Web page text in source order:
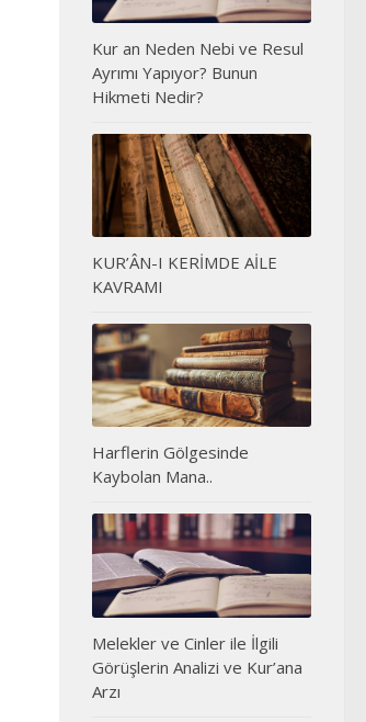
Kur an Neden Nebi ve Resul
Ayrımı Yapıyor? Bunun
Hikmeti Nedir?
KUR’ÂN-I KERİMDE AİLE
KAVRAMI
Harflerin Gölgesinde
Kaybolan Mana..
Melekler ve Cinler ile İlgili
Görüşlerin Analizi ve Kur’ana
Arzı